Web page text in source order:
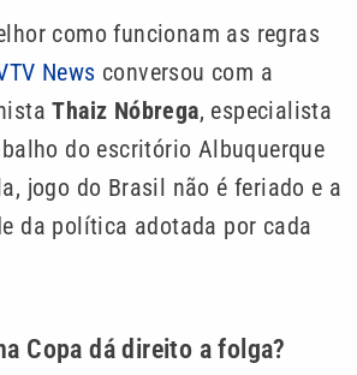
como funcionam as regras
News conversou com a
Thaiz Nóbrega, especialista
do escritório Albuquerque
jogo do Brasil não é feriado e a
da política adotada por cada
Copa dá direito a folga?